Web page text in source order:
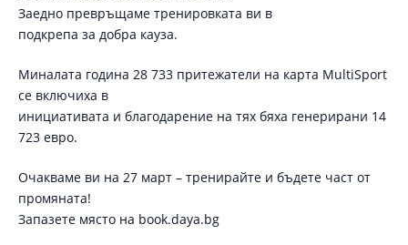
Заедно превръщаме тренировката ви в
подкрепа за добра кауза.
Миналата година 28 733 притежатели на карта MultiSport
се включиха в
инициативата и благодарение на тях бяха генерирани 14
723 евро.
Очакваме ви на 27 март – тренирайте и бъдете част от
промяната!
Запазете място на book.daya.bg